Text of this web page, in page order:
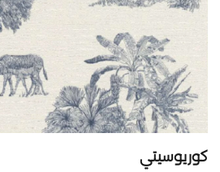
كوريوسيتي